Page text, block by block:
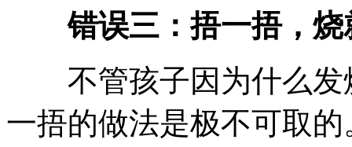
错误三：捂一捂，烧
不管孩子因为什么发
一捂的做法是极不可取